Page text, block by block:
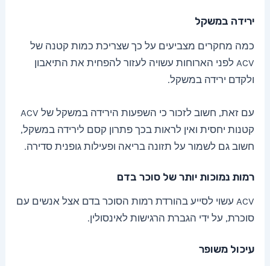
ירידה במשקל
כמה מחקרים מצביעים על כך שצריכת כמות קטנה של
ACV לפני הארוחות עשויה לעזור להפחית את התיאבון
ולקדם ירידה במשקל.
עם זאת, חשוב לזכור כי השפעות הירידה במשקל של ACV
קטנות יחסית ואין לראות בכך פתרון קסם לירידה במשקל,
חשוב גם לשמור על תזונה בריאה ופעילות גופנית סדירה.
רמות נמוכות יותר של סוכר בדם
ACV עשוי לסייע בהורדת רמות הסוכר בדם אצל אנשים עם
סוכרת, על ידי הגברת הרגישות לאינסולין.
עיכול משופר